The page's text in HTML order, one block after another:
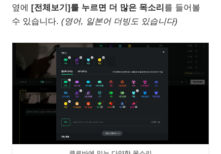
옆에 [전체보기]를 누르면 더 많은 목소리 를 들어볼
수 있습니다. (영어, 일본어 더빙도 있습니다)